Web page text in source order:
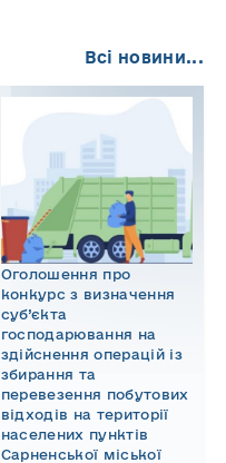
Всі новини...
Оголошення про
конкурс з визначення
суб’єкта
господарювання на
здійснення операцій із
збирання та
перевезення побутових
відходів на території
населених пунктів
Сарненської міської